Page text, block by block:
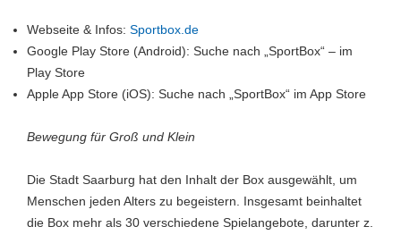
Webseite & Infos: Sportbox.de
Google Play Store (Android): Suche nach „SportBox“ – im
Play Store
Apple App Store (iOS): Suche nach „SportBox“ im App Store
Bewegung für Groß und Klein
Die Stadt Saarburg hat den Inhalt der Box ausgewählt, um
Menschen jeden Alters zu begeistern. Insgesamt beinhaltet
die Box mehr als 30 verschiedene Spielangebote, darunter z.